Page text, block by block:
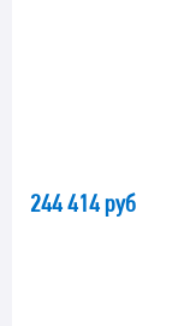
244 414 руб